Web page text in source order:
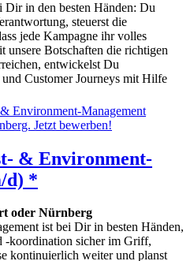
Dir in den besten Händen: Du
steuerst die
jede Kampagne ihr volles
unsere Botschaften die richtigen
entwickelst Du
Customer Journeys mit Hilfe
& Environment-
d) *
oder Nürnberg
ist bei Dir in besten Händen,
-koordination sicher im Griff,
kontinuierlich weiter und planst